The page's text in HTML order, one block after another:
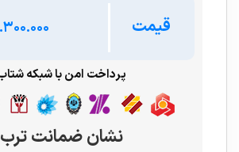
قیمت
پرداخت امن با شبکه
نشان ضمانت ترب